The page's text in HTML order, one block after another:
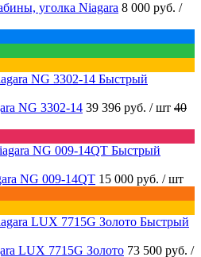
уголка Niagara 8 000 руб. /
Быстрый
NG 3302-14 39 396 руб. / шт 40
Быстрый
NG 009-14QT 15 000 руб. / шт
Быстрый
LUX 7715G Золото 73 500 руб. /